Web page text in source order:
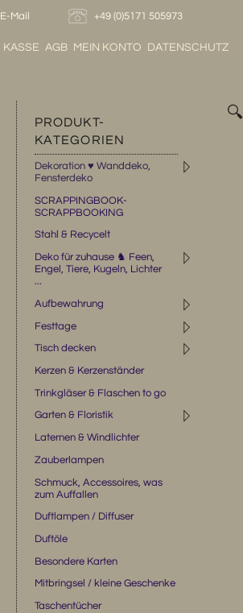
E-Mail +49 (0)5171 505973
KASSE AGB MEIN KONTO DATENSCHUTZ
🔍
PRODUKT-
KATEGORIEN
◹
Dekoration ♥ Wanddeko,
Fensterdeko
SCRAPPINGBOOK-
SCRAPPBOOKING
Stahl & Recycelt
◹
Deko für zuhause ♞ Feen,
Engel, Tiere, Kugeln, Lichter
...
◹
Aufbewahrung
◹
Festtage
◹
Tisch decken
Kerzen & Kerzenständer
Trinkgläser & Flaschen to go
◹
Garten & Floristik
Laternen & Windlichter
Zauberlampen
Schmuck, Accessoires, was
zum Auffallen
Duftlampen / Diffuser
Duftöle
Besondere Karten
Mitbringsel / kleine Geschenke
Taschentücher